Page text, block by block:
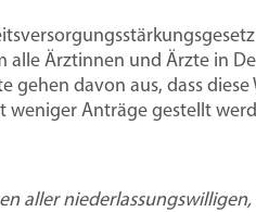
Ärztinnen und Ärzte in
davon aus, dass diese
weniger Anträge gestellt
aller